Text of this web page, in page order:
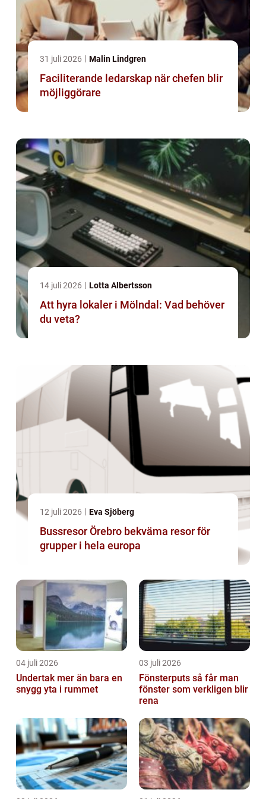
31 juli 2026 Malin Lindgren
Faciliterande ledarskap när chefen blir
möjliggörare
14 juli 2026 Lotta Albertsson
Att hyra lokaler i Mölndal: Vad behöver
du veta?
12 juli 2026 Eva Sjöberg
Bussresor Örebro bekväma resor för
grupper i hela europa
04 juli 2026
Undertak mer än bara en
snygg yta i rummet
03 juli 2026
Fönsterputs så får man
fönster som verkligen blir
rena